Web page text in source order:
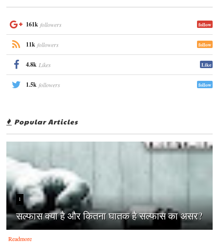
161k followers follow
11k followers follow
4.8k Likes Like
1.5k followers follow
Popular Articles
1
सल्फास क्या है और कितना घातक है सल्फास का असर?
Readmore